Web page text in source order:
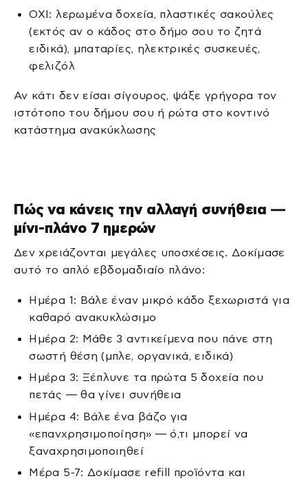
ΟΧΙ: λερωμένα δοχεία, πλαστικές σακούλες
(εκτός αν ο κάδος στο δήμο σου το ζητά
ειδικά), μπαταρίες, ηλεκτρικές συσκευές,
φελιζόλ
Αν κάτι δεν είσαι σίγουρος, ψάξε γρήγορα τον
ιστότοπο του δήμου σου ή ρώτα στο κοντινό
κατάστημα ανακύκλωσης
Πώς να κάνεις την αλλαγή συνήθεια —
μίνι-πλάνο 7 ημερών
Δεν χρειάζονται μεγάλες υποσχέσεις. Δοκίμασε
αυτό το απλό εβδομαδιαίο πλάνο:
Ημέρα 1: Βάλε έναν μικρό κάδο ξεχωριστά για
καθαρό ανακυκλώσιμο
Ημέρα 2: Μάθε 3 αντικείμενα που πάνε στη
σωστή θέση (μπλε, οργανικά, ειδικά)
Ημέρα 3: Ξέπλυνε τα πρώτα 5 δοχεία που
πετάς — θα γίνει συνήθεια
Ημέρα 4: Βάλε ένα βάζο για
«επανχρησιμοποίηση» — ό,τι μπορεί να
ξαναχρησιμοποιηθεί
Μέρα 5-7: Δοκίμασε refill προϊόντα και